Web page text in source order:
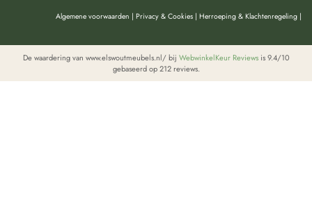
Algemene voorwaarden | Privacy & Cookies | Herroeping & Klachtenregeling |
De waardering van www.elswoutmeubels.nl/ bij WebwinkelKeur Reviewsis 9.4/10
gebaseerd op 212 reviews.